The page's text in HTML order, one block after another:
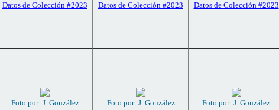
Datos de Colección #2023
Datos de Colección #2023
Datos de Colección #2023
Foto por: J. González
Foto por: J. González
Foto por: J. González